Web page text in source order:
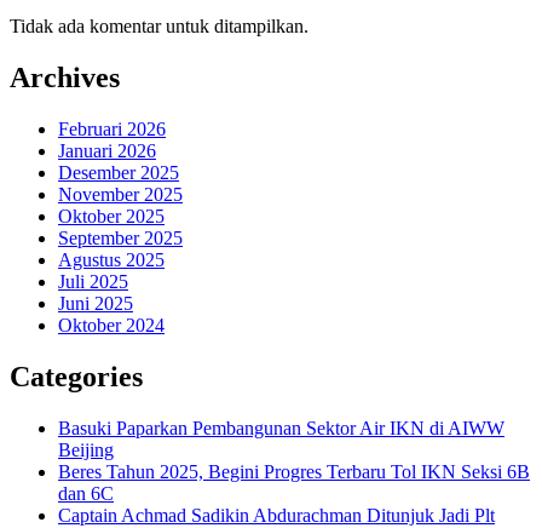
Tidak ada komentar untuk ditampilkan.
Archives
Februari 2026
Januari 2026
Desember 2025
November 2025
Oktober 2025
September 2025
Agustus 2025
Juli 2025
Juni 2025
Oktober 2024
Categories
Basuki Paparkan Pembangunan Sektor Air IKN di AIWW
Beijing
Beres Tahun 2025, Begini Progres Terbaru Tol IKN Seksi 6B
dan 6C
Captain Achmad Sadikin Abdurachman Ditunjuk Jadi Plt